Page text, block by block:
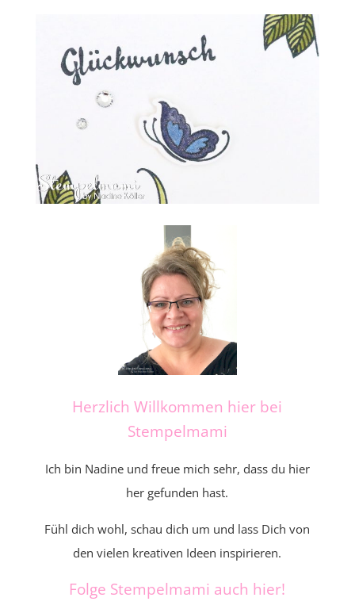
Herzlich Willkommen hier bei
Stempelmami
Ich bin Nadine und freue mich sehr, dass du hier
her gefunden hast.
Fühl dich wohl, schau dich um und lass Dich von
den vielen kreativen Ideen inspirieren.
Folge Stempelmami auch hier!